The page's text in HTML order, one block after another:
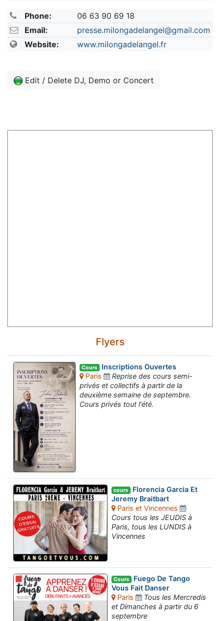
Phone:
06 63 90 69 18
Email:
presse.milongadelangel@gmail.com
Website:
www.milongadelangel.fr
Edit / Delete DJ, Demo or Concert
Flyers
Cours Inscriptions Ouvertes
Paris
Reprise des cours semi-
privés et collectifs à partir de la
deuxième semaine de septembre.
Cours privés tout l'été.
cours Florencia Garcia Et
Jeremy Braitbart
Paris et Vincennes
Cours tous les JEUDIS à
Paris, tous les LUNDIS à
Vincennes
Cours Fuego De Tango
Vous Fait Danser
Paris
Tous les Mercredis
et Dimanches à partir du 6
septembre